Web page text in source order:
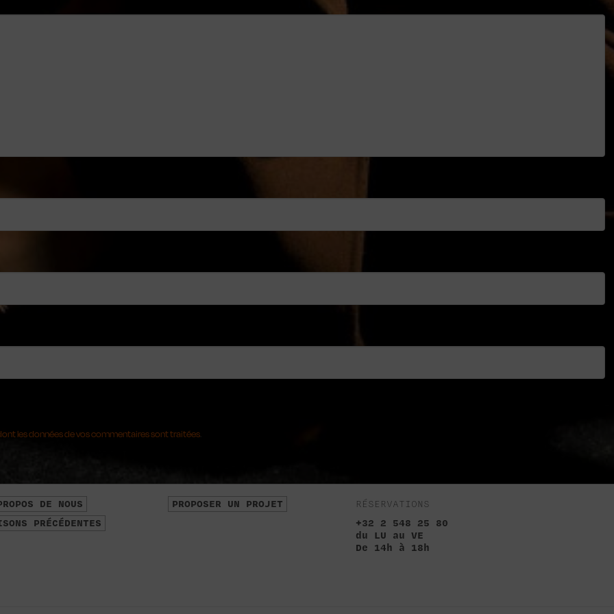
dont les données de vos commentaires sont traitées
DE NOUS
PRÉCÉDENTES
PROPOSER UN PROJET
RÉSERVATIONS
+32 2 548 25 80
du LU au VE
De 14h à 18h